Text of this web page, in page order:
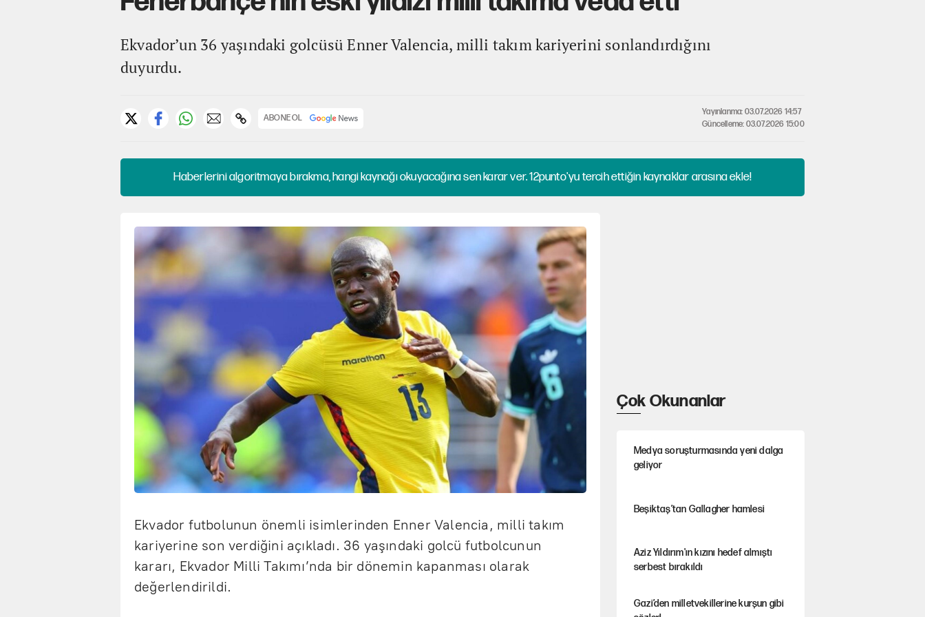
Ekvador’un 36 yaşındaki golcüsü Enner Valencia, milli takım kariyerini sonlandırdığını
duyurdu.
ABONE OL
Yayınlanma: 03.07.2026 14:57
Güncelleme: 03.07.2026 15:00
Haberlerini algoritmaya bırakma, hangi kaynağı okuyacağına sen karar ver. 12punto'yu tercih ettiğin kaynaklar arasına ekle!
Ekvador futbolunun önemli isimlerinden Enner Valencia, milli takım
kariyerine son verdiğini açıkladı. 36 yaşındaki golcü futbolcunun
kararı, Ekvador Milli Takımı’nda bir dönemin kapanması olarak
değerlendirildi.
Çok Okunanlar
Medya soruşturmasında yeni dalga
geliyor
Beşiktaş’tan Gallagher hamlesi
Aziz Yıldırım'ın kızını hedef almıştı
serbest bırakıldı
Gazi’den milletvekillerine kurşun gibi